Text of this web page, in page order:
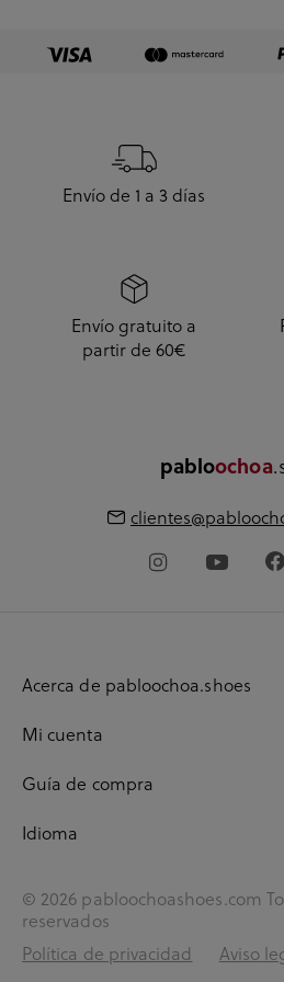
Envío de 1 a 3 días
Envío gratuito a
partir de 60€
pabloochoa
Acerca de pabloochoa.shoes
Mi cuenta
Guía de compra
Idioma
© 2026 pabloochoashoes.com
reservados
Política de privacidad
Aviso